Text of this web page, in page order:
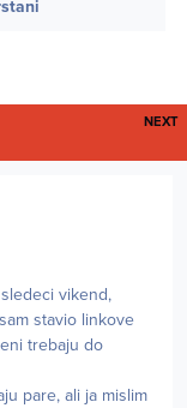
NEXT
vikend,
stavio linkove
trebaju do
pare, ali ja mislim